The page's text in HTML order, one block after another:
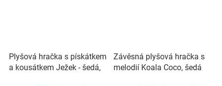
Plyšová hračka s pískátkem
a kousátkem Ježek - šedá,
Závěsná plyšová hračka s
melodií Koala Coco, šedá